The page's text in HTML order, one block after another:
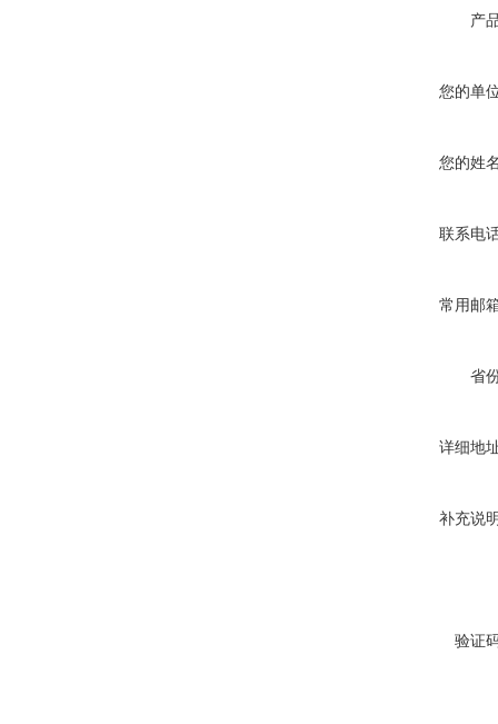
产
您的单
您的姓
联系电
常用邮
省
详细地
补充说
验证